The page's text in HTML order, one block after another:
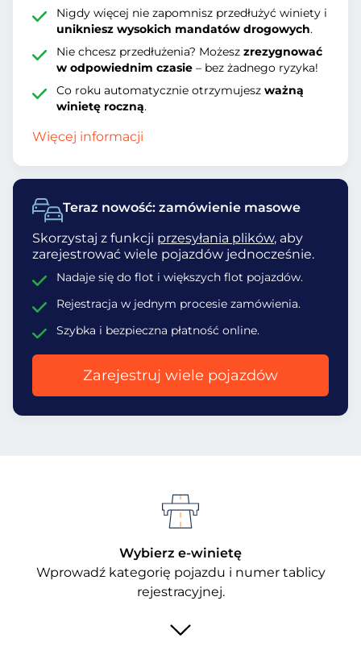
Teraz nowość: zamówienie masowe
Skorzystaj z funkcji przesyłania plików, aby
zarejestrować wiele pojazdów jednocześnie.
Nadaje się do flot i większych flot pojazdów.
Rejestracja w jednym procesie zamówienia.
Szybka i bezpieczna płatność online.
Zarejestruj wiele pojazdów
Nigdy więcej nie zapomnisz przedłużyć winiety i
unikniesz wysokich mandatów drogowych.
Nie chcesz przedłużenia? Możeszzrezygnować
w odpowiednim czasie – bez żadnego ryzyka!
Co roku automatycznie otrzymujeszważną
winietę roczną.
Więcej informacji
Wybierz e-winietę
Wprowadź kategorię pojazdu i numer tablicy
rejestracyjnej.